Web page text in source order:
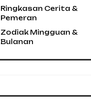
Ringkasan Cerita &
Pemeran
Zodiak Mingguan &
Bulanan